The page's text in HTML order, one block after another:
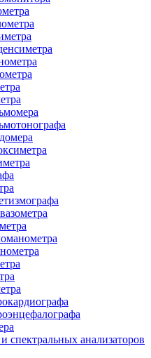
спектральных анализаторов